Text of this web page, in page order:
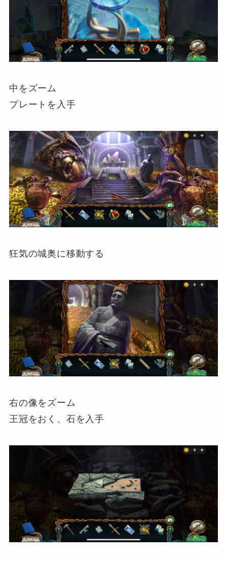
中をズーム
プレートを入手
狂気の城奥に移動する
右の像をズーム
王冠をおく、石を入手